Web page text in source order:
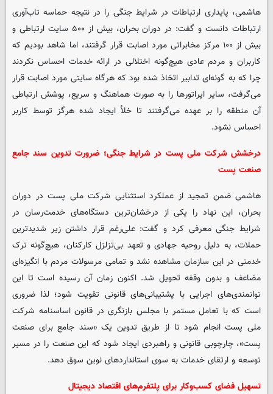
هاشمی، پایداری ارتباطات در شرایط جنگی را در نتیجه حماسه تاب‌آوری
ارتباطات دانست و گفت: در دوران بحران، بیش از ۵۰۰ سایت ارتباطی و
بیش از ۱۰۰ مرکز مخابراتی مورد اصابت قرار گرفتند، اما شاهد بودیم که
کاربران و مردم عادی هیچ‌گونه اختلالی در ارائه خدمات احساس نکردند
چرا که به گونه‌ای تدابیر اتخاذ شده بود که هرگاه سایتی مورد اصابت قرار
می‌گرفت، سایر اپراتورها را به صورت هماهنگ و سریع، پوشش ارتباطی
آن منطقه را بر عهده می‌گرفتند تا خلأ ایجاد شده هرگز توسط کاربر
احساس نشود.
درخشش شرکت ملی پست در شرایط جنگی؛ ضرورت تدوین سند جامع
صنعت پست
هاشمی ضمن تمجید از عملکرد استثنایی شرکت ملی پست در دوران
بحران، این نهاد را یکی از درخشان‌ترین دستگاه‌های خدمت‌رسان در
شرایط جنگی معرفی کرد و گفت: علی‌رغم قرار داشتن زیر شدیدترین
حملات، به دلیل روحیه جهادی و تعهد بی‌تزلزل کارکنان، هیچ‌گونه ترک
خدمتی در این سازمان مشاهده نشد و تمامی مرسولات مردم با انگیزه‌ای
مضاعف و بدون وقفه تحویل شد. اکنون زمان آن رسیده است تا این
توانمندی‌های اجرایی با پشتیبانی‌های قانونی تقویت شود؛ لذا ضروری
است که با تعامل مستمر با مجلس بازنگری در قانون اساسنامه شرکت
ملی پست انجام شود تا از طریق تدوین یک «سند جامع برای صنعت
پست»، چارچوبی قانونی و راهبردی ایجاد شود که این صنعت را در مسیر
توسعه و ارتقای خدمات به سوی استانداردهای نوین سوق دهد.
تسهیل فضای کسب‌وکار برای پلتفرم‌های اقتصاد دیجیتال